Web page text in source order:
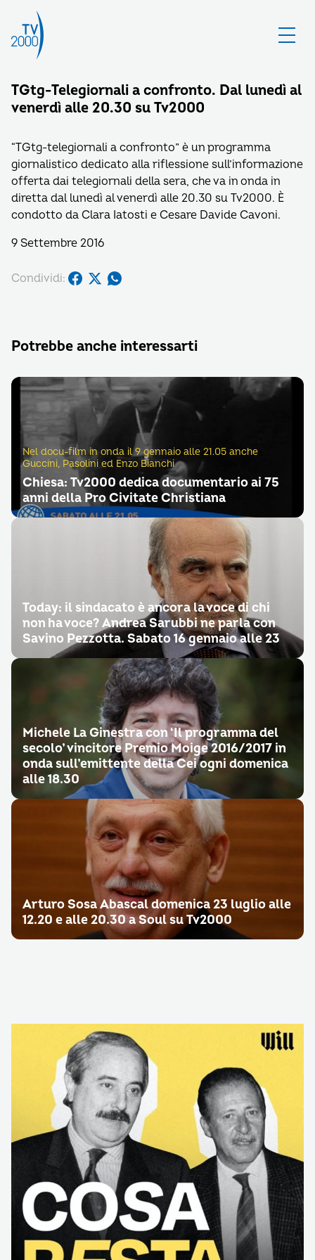
TGtg-Telegiornali a confronto. Dal lunedì al
venerdì alle 20.30 su Tv2000
“TGtg-telegiornali a confronto” è un programma
giornalistico dedicato alla riflessione sull’informazione
offerta dai telegiornali della sera, che va in onda in
diretta dal lunedì al venerdì alle 20.30 su Tv2000. È
condotto da Clara Iatosti e Cesare Davide Cavoni.
9 Settembre 2016
Condividi:
Potrebbe anche interessarti
Nel docu-film in onda il 9 gennaio alle 21.05 anche
Guccini, Pasolini ed Enzo Bianchi
Chiesa: Tv2000 dedica documentario ai 75
anni della Pro Civitate Christiana
Today: il sindacato è ancora la voce di chi
non ha voce? Andrea Sarubbi ne parla con
Savino Pezzotta. Sabato 16 gennaio alle 23
Michele La Ginestra con ‘Il programma del
secolo’ vincitore Premio Moige 2016/2017 in
onda sull’emittente della Cei ogni domenica
alle 18.30
Arturo Sosa Abascal domenica 23 luglio alle
12.20 e alle 20.30 a Soul su Tv2000